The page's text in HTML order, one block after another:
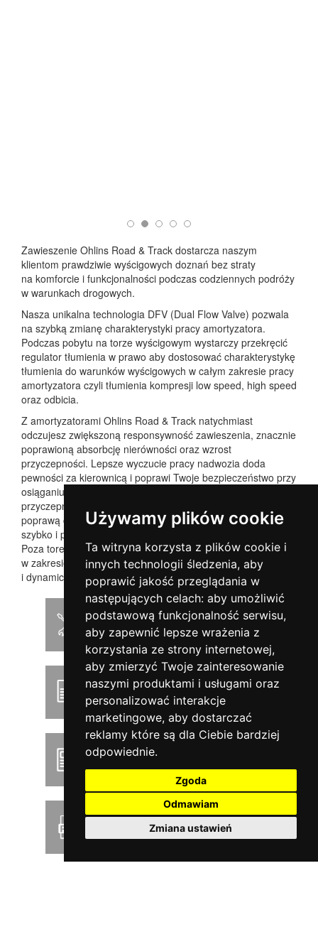
Używamy plików cookie
Ta witryna korzysta z plików cookie i
innych technologii śledzenia, aby
poprawić jakość przeglądania w
następujących celach: aby umożliwić
podstawową funkcjonalność serwisu,
aby zapewnić lepsze wrażenia z
korzystania ze strony internetowej,
aby zmierzyć Twoje zainteresowanie
naszymi produktami i usługami oraz
personalizować interakcje
marketingowe, aby dostarczać
reklamy które są dla Ciebie bardziej
odpowiednie.
Zgoda
Odmawiam
Zmiana ustawień
Zawieszenie Ohlins Road & Track dostarcza naszym
klientom prawdziwie wyścigowych doznań bez straty
na komforcie i funkcjonalności podczas codziennych podróży
w warunkach drogowych.
Nasza unikalna technologia DFV (Dual Flow Valve) pozwala
na szybką zmianę charakterystyki pracy amortyzatora.
Podczas pobytu na torze wyścigowym wystarczy przekręcić
regulator tłumienia w prawo aby dostosować charakterystykę
tłumienia do warunków wyścigowych w całym zakresie pracy
amortyzatora czyli tłumienia kompresji low speed, high speed
oraz odbicia.
Z amortyzatorami Ohlins Road & Track natychmiast
odczujesz zwiększoną responsywność zawieszenia, znacznie
poprawioną absorbcję nierówności oraz wzrost
przyczepności. Lepsze wyczucie pracy nadwozia doda
pewności za kierownicą i poprawi Twoje bezpieczeństwo przy
osiąganiu granic możliwości samochodu. Kontrola na granicy
przyczepności będzie bardziej intuicyjna co zaowocuje
poprawą czasów okrążeń na torze. Technologia DFV reaguje
szybko i pomaga utrzymywać linię jazdy na nierównościach.
Poza torem wyścigowym, ustaw regulator tłumienia
w zakresie drogowym i ciesz się bezpośrednim
i dynamicznym prowadzeniem bez utraty komfortu.
Instrukcja montażu
Podręcznik użytkownika
Product news
Pobierz cennik PDF